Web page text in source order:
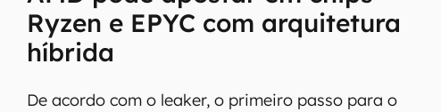
Ryzen e EPYC com arquitetura
híbrida
De acordo com o leaker, o primeiro passo para o